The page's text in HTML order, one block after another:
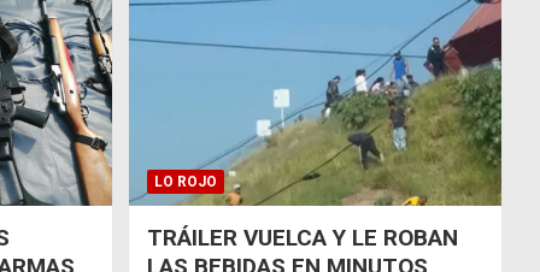
LO ROJO
TRÁILER VUELCA Y LE ROBAN
LAS BEBIDAS EN MINUTOS